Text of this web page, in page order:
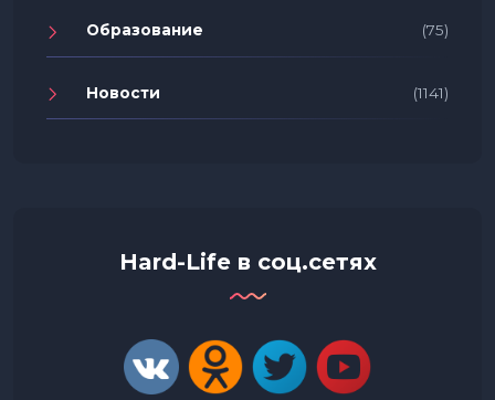
Образование (75)
Новости (1141)
Hard-Life в соц.сетях